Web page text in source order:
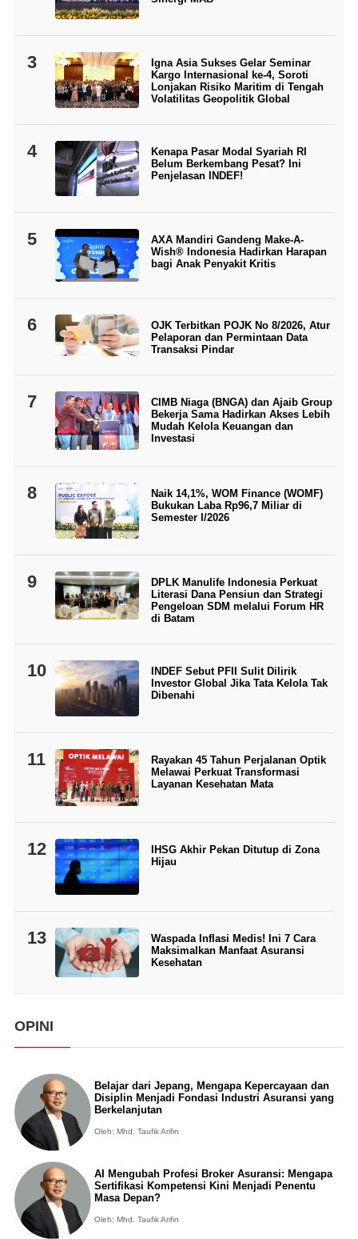
3
Igna Asia Sukses Gelar Seminar
Kargo Internasional ke-4, Soroti
Lonjakan Risiko Maritim di Tengah
Volatilitas Geopolitik Global
4
Kenapa Pasar Modal Syariah RI
Belum Berkembang Pesat? Ini
Penjelasan INDEF!
5
AXA Mandiri Gandeng Make-A-
Wish® Indonesia Hadirkan Harapan
bagi Anak Penyakit Kritis
6
OJK Terbitkan POJK No 8/2026, Atur
Pelaporan dan Permintaan Data
Transaksi Pindar
7
CIMB Niaga (BNGA) dan Ajaib Group
Bekerja Sama Hadirkan Akses Lebih
Mudah Kelola Keuangan dan
Investasi
8
Naik 14,1%, WOM Finance (WOMF)
Bukukan Laba Rp96,7 Miliar di
Semester I/2026
9
DPLK Manulife Indonesia Perkuat
Literasi Dana Pensiun dan Strategi
Pengeloan SDM melalui Forum HR
di Batam
10
INDEF Sebut PFII Sulit Dilirik
Investor Global Jika Tata Kelola Tak
Dibenahi
11
Rayakan 45 Tahun Perjalanan Optik
Melawai Perkuat Transformasi
Layanan Kesehatan Mata
12
IHSG Akhir Pekan Ditutup di Zona
Hijau
13
Waspada Inflasi Medis! Ini 7 Cara
Maksimalkan Manfaat Asuransi
Kesehatan
OPINI
Belajar dari Jepang, Mengapa Kepercayaan dan
Disiplin Menjadi Fondasi Industri Asuransi yang
Berkelanjutan
Oleh: Mhd. Taufik Arifin
AI Mengubah Profesi Broker Asuransi: Mengapa
Sertifikasi Kompetensi Kini Menjadi Penentu
Masa Depan?
Oleh: Mhd. Taufik Arifin